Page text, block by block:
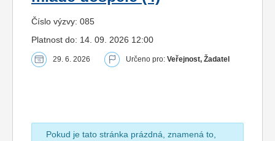
Číslo výzvy: 085
Platnost do: 14. 09. 2026 12:00
29. 6. 2026 Určeno pro: Veřejnost, Žadatel
Pokud je tato stránka prázdná, znamená to,